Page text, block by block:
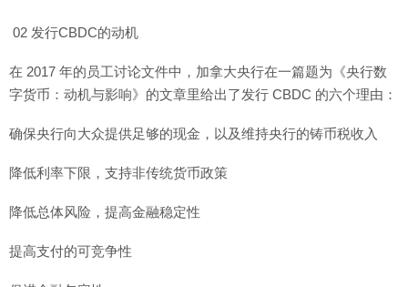
02 发行CBDC的动机
在 2017 年的员工讨论文件中，加拿大央行在一篇题为《央行数
字货币：动机与影响》的文章里给出了发行 CBDC 的六个理由：
确保央行向大众提供足够的现金，以及维持央行的铸币税收入
降低利率下限，支持非传统货币政策
降低总体风险，提高金融稳定性
提高支付的可竞争性